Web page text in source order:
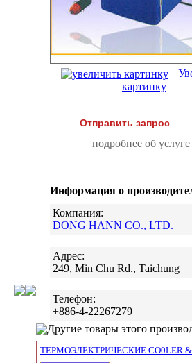
картинку
Отправить запрос
подробнее об услуге
Информация о
Компания:
DONG HANN CO., LTD.
Адрес:
249, Min Chu Rd., Taichung
Телефон:
+886-4-22267279
Другие товары этого
ТЕРМОЭЛЕКТРИЧЕСКИЕ CO0LER